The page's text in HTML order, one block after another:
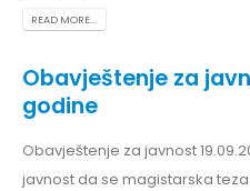
READ MORE...
Obavještenje za
godine
Obavještenje za javnost
javnost da se magistarska